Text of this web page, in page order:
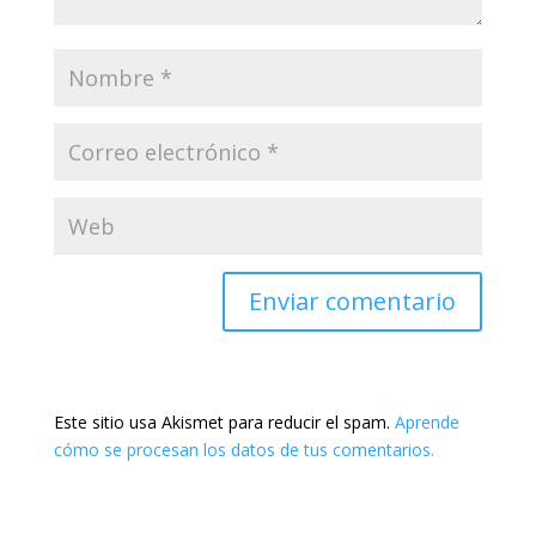
Este sitio usa Akismet para reducir el spam. Aprende
cómo se procesan los datos de tus comentarios.